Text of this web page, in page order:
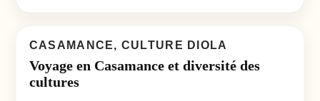
CASAMANCE, CULTURE DIOLA
Voyage en Casamance et diversité des
cultures